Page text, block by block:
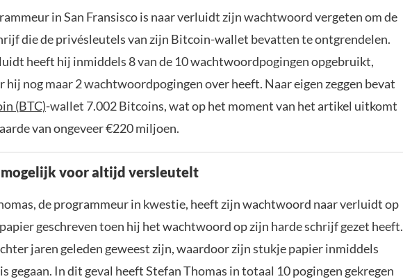
in San Fransisco is naar verluidt zijn wachtwoord vergeten om de
die de privésleutels van zijn Bitcoin-wallet bevatten te ontgrendelen.
heeft hij inmiddels 8 van de 10 wachtwoordpogingen opgebruikt,
hij nog maar 2 wachtwoordpogingen over heeft. Naar eigen zeggen bevat
(BTC)-wallet 7.002 Bitcoins, wat op het moment van het artikel uitkomt
van ongeveer €220 miljoen.
voor altijd versleutelt
de programmeur in kwestie, heeft zijn wachtwoord naar verluidt op
geschreven toen hij het wachtwoord op zijn harde schrijf gezet heeft.
jaren geleden geweest zijn, waardoor zijn stukje papier inmiddels
gegaan. In dit geval heeft Stefan Thomas in totaal 10 pogingen gekregen